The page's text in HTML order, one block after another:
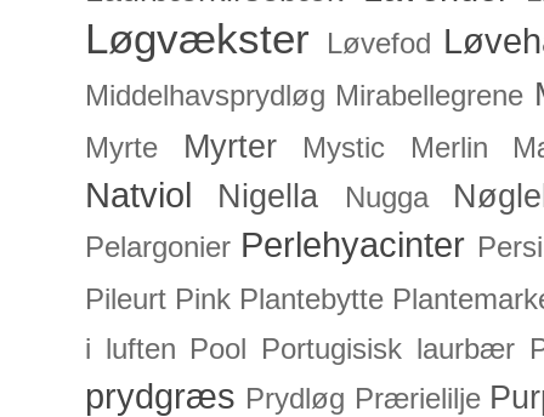
Løgvækster Løvefod
Middelhavsprydløg Mirabellegrene
Myrte Myrter Mystic Merlin
Natviol Nigella Nugga
Pelargonier Perlehyacinter
Pileurt Pink Plantebytte
i luften Pool Portugisisk laurbær
prydgræs Prydløg Prærielilje